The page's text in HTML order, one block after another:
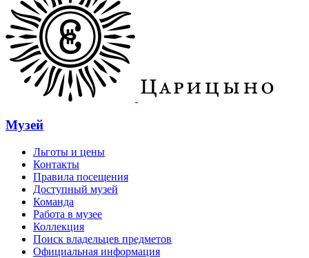
Музей
Льготы и цены
Контакты
Правила посещения
Доступный музей
Команда
Работа в музее
Коллекция
Поиск владельцев предметов
Официальная информация